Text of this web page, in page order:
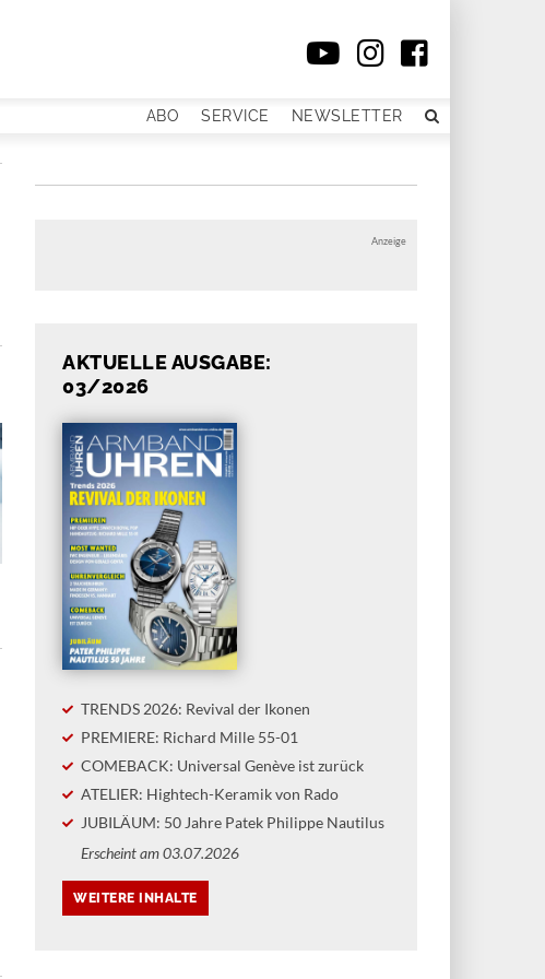
ABO SERVICE NEWSLETTER
O-TON
MORITZ GROSSMANN
CHRISTINE HUTTER IM
INTERVIEW
«KLEIN UND FEIN
BLEIBEN»
Die Manufaktur Moritz Grossmann
begeht den 200. Geburtstag ihres
Gespräch mit Christine Hutter, unter
deren Leitung die Marke neu
Manufaktur in Glashütte gebaut
wurde.
FADE
TOOLWATCHES MIT
TIEFGANG
In diesem «Uhrenvergleich» nehmen
Produktion unter die Lupe. Die junge
Anzeige
AKTUELLE AUSGABE:
03/2026
TRENDS 2026: Revival der Ikonen
PREMIERE: Richard Mille 55-01
COMEBACK: Universal Genève ist zurück
ATELIER: Hightech-Keramik von Rado
JUBILÄUM: 50 Jahre Patek Philippe Nautilus
Erscheint am 03.07.2026